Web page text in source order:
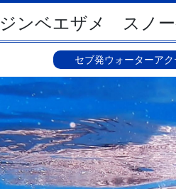
ジンベエザメ スノ
セブ発ウォーターアク